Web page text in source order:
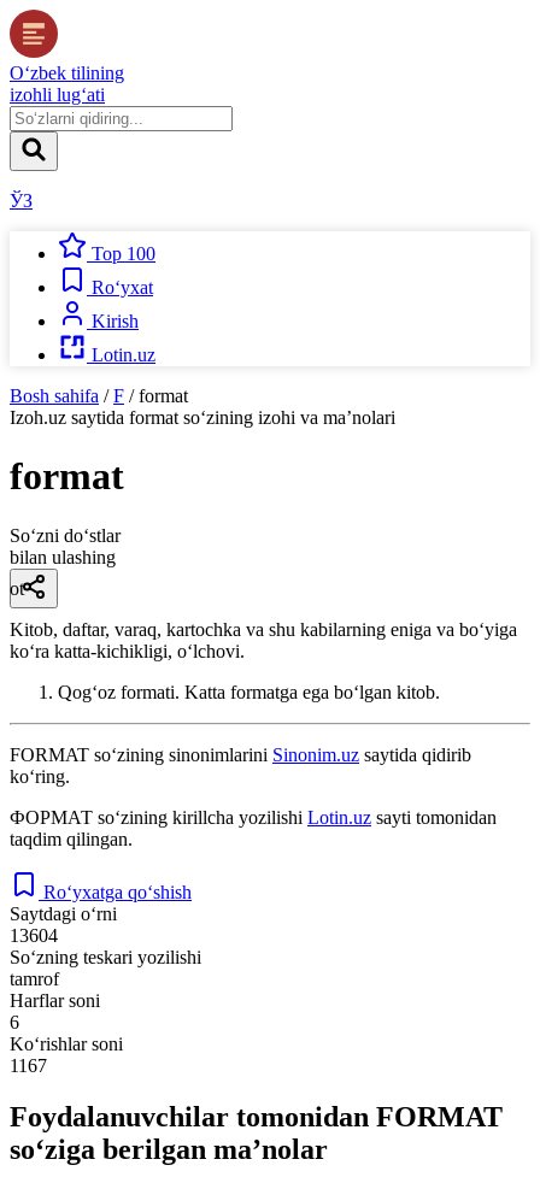
O‘zbek tilining
izohli lug‘ati
ЎЗ
Top 100
Ro‘yxat
Kirish
Lotin.uz
Bosh sahifa / F / format
Izoh.uz saytida format so‘zining izohi va ma’nolari
format
So‘zni do‘stlar
bilan ulashing
ot
Kitob, daftar, varaq, kartochka va shu kabilarning eniga va boʻyiga
koʻra katta-kichikligi, oʻlchovi.
Qogʻoz formati. Katta formatga ega boʻlgan kitob.
FORMAT so‘zining sinonimlarini Sinonim.uz saytida qidirib
ko‘ring.
ФОРМАТ so‘zining kirillcha yozilishi Lotin.uz sayti tomonidan
taqdim qilingan.
Ro‘yxatga qo‘shish
Saytdagi o‘rni
13604
So‘zning teskari yozilishi
tamrof
Harflar soni
6
Ko‘rishlar soni
1167
Foydalanuvchilar tomonidan FORMAT
so‘ziga berilgan ma’nolar